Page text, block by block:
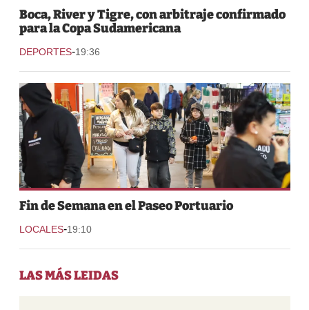
Boca, River y Tigre, con arbitraje confirmado
para la Copa Sudamericana
DEPORTES-19:36
Fin de Semana en el Paseo Portuario
LOCALES-19:10
LAS MÁS LEIDAS